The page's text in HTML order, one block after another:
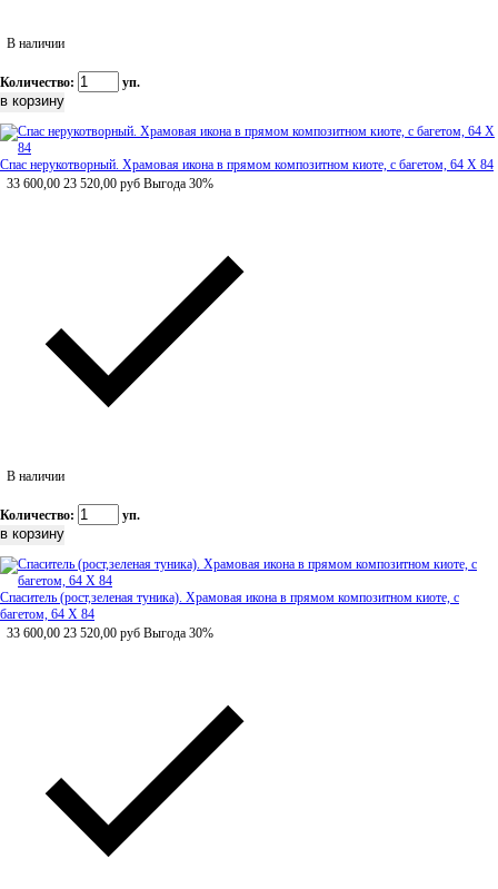
В наличии
Количество: уп.
Спас нерукотворный. Храмовая икона в прямом композитном киоте, с багетом, 64 Х 84
33 600,00 23 520,00 руб Выгода 30%
В наличии
Количество: уп.
Спаситель (рост,зеленая туника). Храмовая икона в прямом композитном киоте, с
багетом, 64 Х 84
33 600,00 23 520,00 руб Выгода 30%